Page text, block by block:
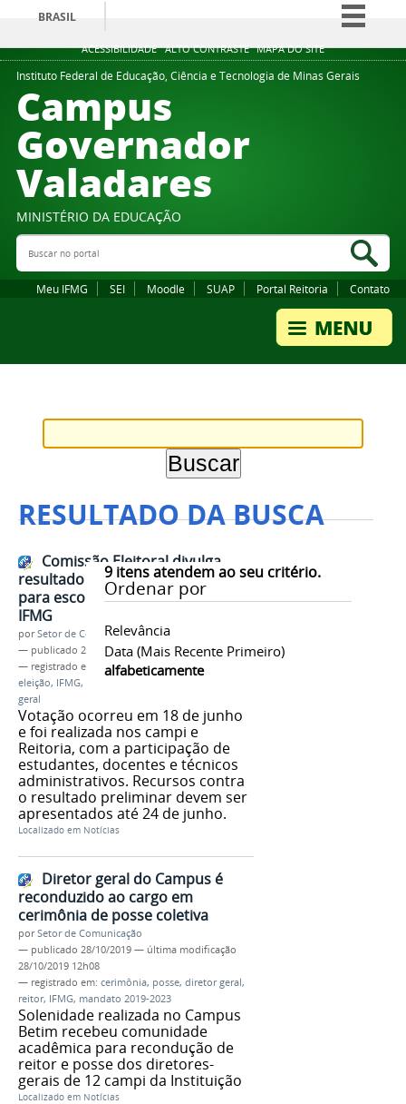
ACESSIBILIDADE ALTO CONTRASTE MAPA DO SITE
BRASIL
Simplifique!
Comunica BR
Instituto Federal de Educação, Ciência e Tecnologia de Minas Gerais
Campus
Governador
Valadares
MINISTÉRIO DA EDUCAÇÃO
Buscar no portal
Meu IFMG SEI Moodle SUAP Portal Reitoria Contato
RESULTADO DA BUSCA
9itens atendem ao seu critério.
Ordenar por
Relevância
Data (mais Recente Primeiro)
alfabeticamente
Comissão Eleitoral divulga
resultado preliminar das eleições
para escolha de dirigentes do
IFMG
porSetor de Comunicação
— publicado 24/06/2019
— registrado em:
resultado preliminar,votação
eleição, IFMG,
geral
Votação ocorreu em 18 de junho
e foi realizada nos campi e
Reitoria, com a participação de
estudantes, docentes e técnicos
administrativos. Recursos contra
o resultado preliminar devem ser
apresentados até 24 de junho.
Localizado em Notícias
Diretor geral do Campus é
reconduzido ao cargo em
cerimônia de posse coletiva
porSetor de Comunicação
— publicado 28/10/2019 — última modificação
28/10/2019 12h08
— registrado em: cerimônia, posse, diretor geral,
reitor, IFMG, mandato 2019-2023
Solenidade realizada no Campus
Betim recebeu comunidade
acadêmica para recondução de
reitor e posse dos diretores-
gerais de 12 campi da Instituição
Localizado em Notícias